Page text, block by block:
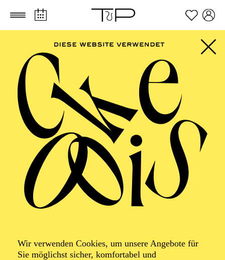
Zum Hauptinhalt springen Zum Footer springen
Wir verwenden Cookies, um unsere Angebote für
Sie möglichst sicher, komfortabel und